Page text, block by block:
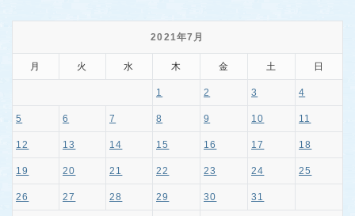
2021年7月
月 火 水 木 金 土 日
1 2 3 4
5 6 7 8 9 10 11
12 13 14 15 16 17 18
19 20 21 22 23 24 25
26 27 28 29 30 31